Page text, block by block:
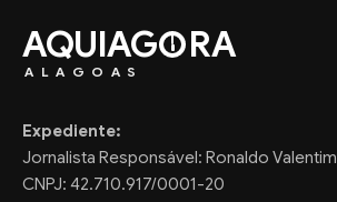
AQUIAG RA
ALAGOAS
Expediente:
Jornalista Responsável: Ronaldo Valentim
CNPJ: 42.710.917/0001-20